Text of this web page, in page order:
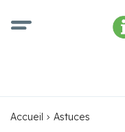
Accueil Astuces